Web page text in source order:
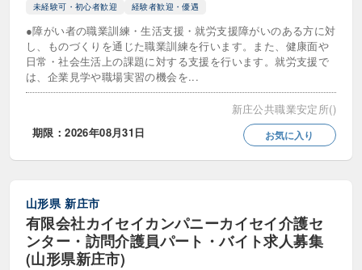
未経験可・初心者歓迎
経験者歓迎・優遇
●障がい者の職業訓練・生活支援・就労支援障がいのある方に対
し、ものづくりを通じた職業訓練を行います。また、健康面や
日常・社会生活上の課題に対する支援を行います。就労支援で
は、企業見学や職場実習の機会を...
新庄公共職業安定所()
期限：2026年08月31日
お気に入り
山形県 新庄市
有限会社カイセイカンパニーカイセイ介護セ
ンター・訪問介護員パート・バイト求人募集
(山形県新庄市)